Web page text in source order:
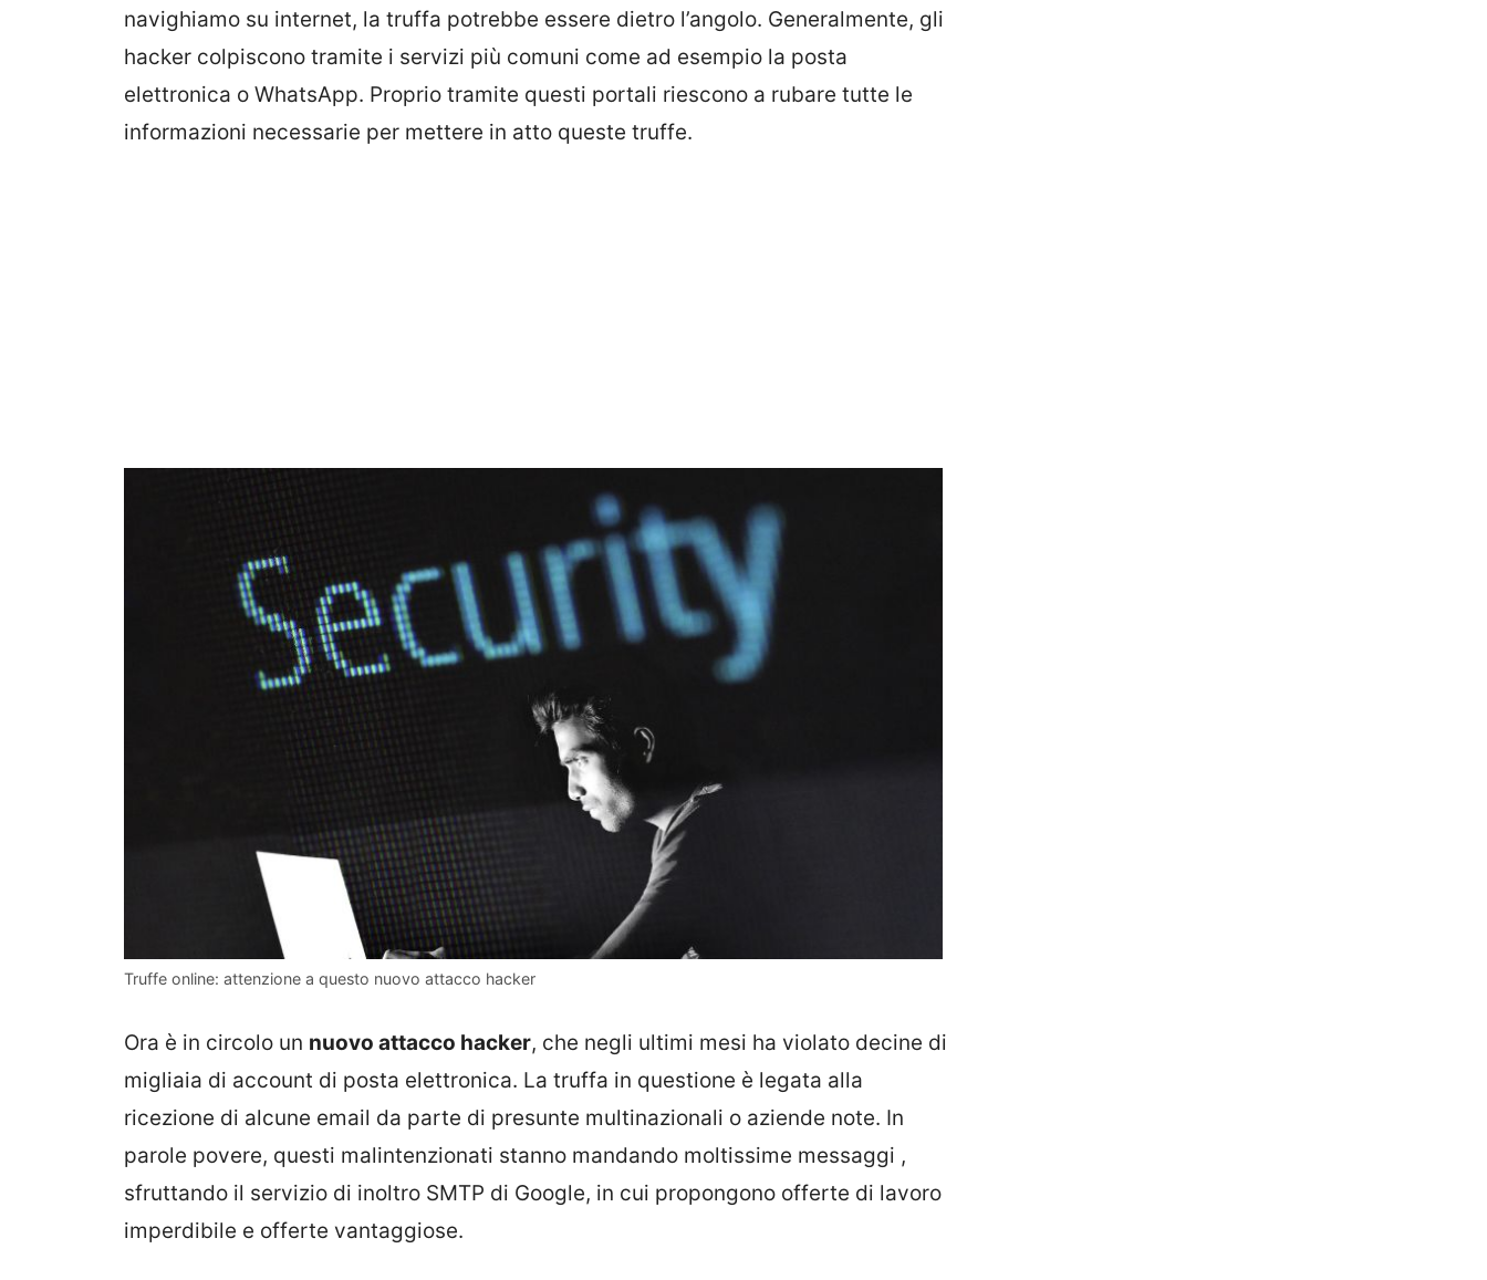
navighiamo su internet, la truffa potrebbe essere dietro l’angolo. Generalmente, gli
hacker colpiscono tramite i servizi più comuni come ad esempio la posta
elettronica o WhatsApp. Proprio tramite questi portali riescono a rubare tutte le
informazioni necessarie per mettere in atto queste truffe.
Truffe online: attenzione a questo nuovo attacco hacker
Ora è in circolo un nuovo attacco hacker, che negli ultimi mesi ha violato decine di
migliaia di account di posta elettronica. La truffa in questione è legata alla
ricezione di alcune email da parte di presunte multinazionali o aziende note. In
parole povere, questi malintenzionati stanno mandando moltissime messaggi ,
sfruttando il servizio di inoltro SMTP di Google, in cui propongono offerte di lavoro
imperdibile e offerte vantaggiose.